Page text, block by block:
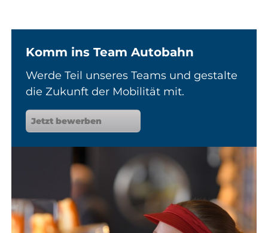
Komm ins Team Autobahn
Werde Teil unseres Teams und gestalte
die Zukunft der Mobilität mit.
Jetzt bewerben